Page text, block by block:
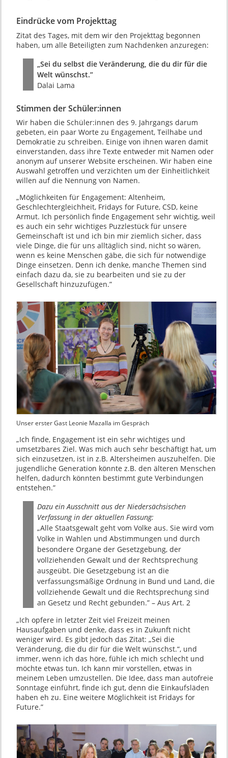
Eindrücke vom Projekttag
Zitat des Tages, mit dem wir den Projekttag begonnen
haben, um alle Beteiligten zum Nachdenken anzuregen:
„Sei du selbst die Veränderung, die du dir für die
Welt wünschst.”
Dalai Lama
Stimmen der Schüler:innen
Wir haben die Schüler:innen des 9. Jahrgangs darum
gebeten, ein paar Worte zu Engagement, Teilhabe und
Demokratie zu schreiben. Einige von ihnen waren damit
einverstanden, dass ihre Texte entweder mit Namen oder
anonym auf unserer Website erscheinen. Wir haben eine
Auswahl getroffen und verzichten um der Einheitlichkeit
willen auf die Nennung von Namen.
„Möglichkeiten für Engagement: Altenheim,
Geschlechtergleichheit, Fridays for Future, CSD, keine
Armut. Ich persönlich finde Engagement sehr wichtig, weil
es auch ein sehr wichtiges Puzzlestück für unsere
Gemeinschaft ist und ich bin mir ziemlich sicher, dass
viele Dinge, die für uns alltäglich sind, nicht so wären,
wenn es keine Menschen gäbe, die sich für notwendige
Dinge einsetzen. Denn ich denke, manche Themen sind
einfach dazu da, sie zu bearbeiten und sie zu der
Gesellschaft hinzuzufügen.”
Unser erster Gast Leonie Mazalla im Gespräch
„Ich finde, Engagement ist ein sehr wichtiges und
umsetzbares Ziel. Was mich auch sehr beschäftigt hat, um
sich einzusetzen, ist in z.B. Altersheimen auszuhelfen. Die
jugendliche Generation könnte z.B. den älteren Menschen
helfen, dadurch könnten bestimmt gute Verbindungen
entstehen.”
Dazu ein Ausschnitt aus der Niedersächsischen
Verfassung in der aktuellen Fassung:
„Alle Staatsgewalt geht vom Volke aus. Sie wird vom
Volke in Wahlen und Abstimmungen und durch
besondere Organe der Gesetzgebung, der
vollziehenden Gewalt und der Rechtsprechung
ausgeübt. Die Gesetzgebung ist an die
verfassungsmäßige Ordnung in Bund und Land, die
vollziehende Gewalt und die Rechtsprechung sind
an Gesetz und Recht gebunden.” – Aus Art. 2
„Ich opfere in letzter Zeit viel Freizeit meinen
Hausaufgaben und denke, dass es in Zukunft nicht
weniger wird. Es gibt jedoch das Zitat: „Sei die
Veränderung, die du dir für die Welt wünschst.“, und
immer, wenn ich das höre, fühle ich mich schlecht und
möchte etwas tun. Ich kann mir vorstellen, etwas in
meinem Leben umzustellen. Die Idee, dass man autofreie
Sonntage einführt, finde ich gut, denn die Einkaufsläden
haben eh zu. Eine weitere Möglichkeit ist Fridays for
Future.”